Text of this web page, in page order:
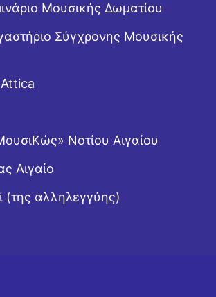
Μουσικής Δωματίου
Σύγχρονης Μουσικής
Νοτίου Αιγαίου
Αιγαίο
(της αλληλεγγύης)